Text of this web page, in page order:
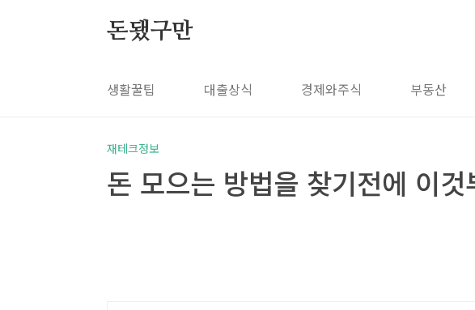
돈됐구만
생활꿀팁 대출상식 경제와주식 부동산
재테크정보
돈 모으는 방법을 찾기전에 이